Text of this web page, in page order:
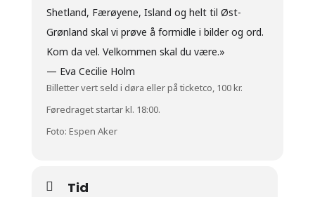
Shetland, Færøyene, Island og helt til Øst-
Grønland skal vi prøve å formidle i bilder og ord.
Kom da vel. Velkommen skal du være.»
— Eva Cecilie Holm
Billetter vert seld i døra eller på ticketco, 100 kr.
Føredraget startar kl. 18:00.
Foto: Espen Aker
Tid